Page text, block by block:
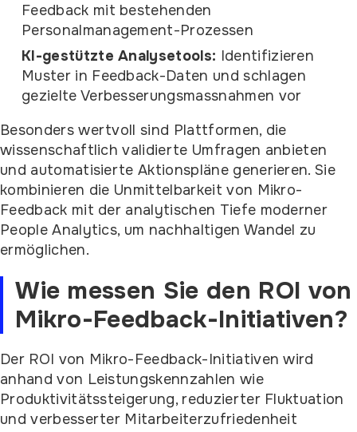
Feedback mit bestehenden
Personalmanagement-Prozessen
KI-gestützte Analysetools: Identifizieren
Muster in Feedback-Daten und schlagen
gezielte Verbesserungsmassnahmen vor
Besonders wertvoll sind Plattformen, die
wissenschaftlich validierte Umfragen anbieten
und automatisierte Aktionspläne generieren. Sie
kombinieren die Unmittelbarkeit von Mikro-
Feedback mit der analytischen Tiefe moderner
People Analytics, um nachhaltigen Wandel zu
ermöglichen.
Wie messen Sie den ROI von
Mikro-Feedback-Initiativen?
Der ROI von Mikro-Feedback-Initiativen wird
anhand von Leistungskennzahlen wie
Produktivitätssteigerung, reduzierter Fluktuation
und verbesserter Mitarbeiterzufriedenheit